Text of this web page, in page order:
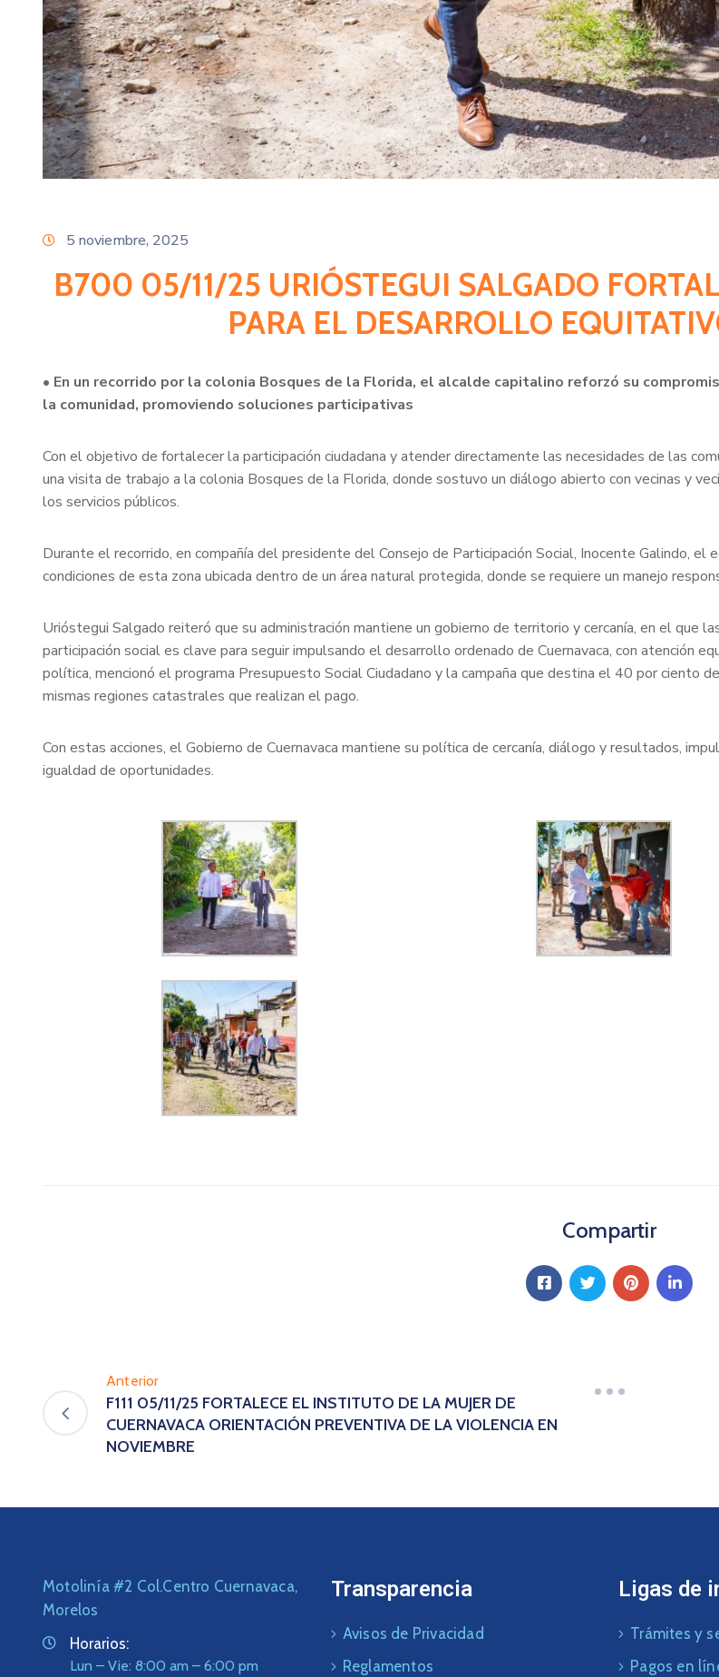
5 noviembre, 2025
B700 05/11/25 URIÓSTEGUI SALGADO
PARA EL DESARROLLO
• En un recorrido por la colonia Bosques de la Florida, el alcalde capitalino reforzó su
la comunidad, promoviendo soluciones participativas
Con el objetivo de fortalecer la participación ciudadana y atender directamente las necesidades de las
una visita de trabajo a la colonia Bosques de la Florida, donde sostuvo un diálogo abierto con vecinas y
los servicios públicos.
Durante el recorrido, en compañía del presidente del Consejo de Participación Social, Inocente Galindo,
condiciones de esta zona ubicada dentro de un área natural protegida, donde se requiere un manejo
Urióstegui Salgado reiteró que su administración mantiene un gobierno de territorio y cercanía, en el que
participación social es clave para seguir impulsando el desarrollo ordenado de Cuernavaca, con atención
política, mencionó el programa Presupuesto Social Ciudadano y la campaña que destina el 40 por ciento
mismas regiones catastrales que realizan el pago.
Con estas acciones, el Gobierno de Cuernavaca mantiene su política de cercanía, diálogo y resultados,
igualdad de oportunidades.
Compartir
Anterior
F111 05/11/25 FORTALECE EL INSTITUTO DE LA MUJER DE
CUERNAVACA ORIENTACIÓN PREVENTIVA DE LA VIOLENCIA EN
NOVIEMBRE
Motolinía #2 Col.Centro Cuernavaca,
Morelos
Horarios:
Lun – Vie: 8:00 am – 6:00 pm
Transparencia
Avisos de Privacidad
Reglamentos
Ligas de
Trámites y
Pagos en